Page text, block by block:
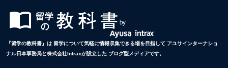
『留学の教科書』は 留学について気軽に情報収集できる場を目指して アユサインターナショ
ナル日本事務局と株式会社Intraxが設立した ブログ型メディアです。